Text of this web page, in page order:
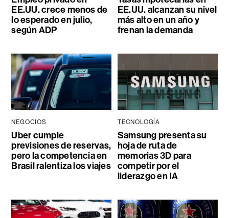
EE.UU. crece menos de
lo esperado en julio,
según ADP
EE.UU. alcanzan su nivel
más alto en un año y
frenan la demanda
NEGOCIOS
Uber cumple
previsiones de reservas,
pero la competencia en
Brasil ralentiza los viajes
TECNOLOGÍA
Samsung presenta su
hoja de ruta de
memorias 3D para
competir por el
liderazgo en IA